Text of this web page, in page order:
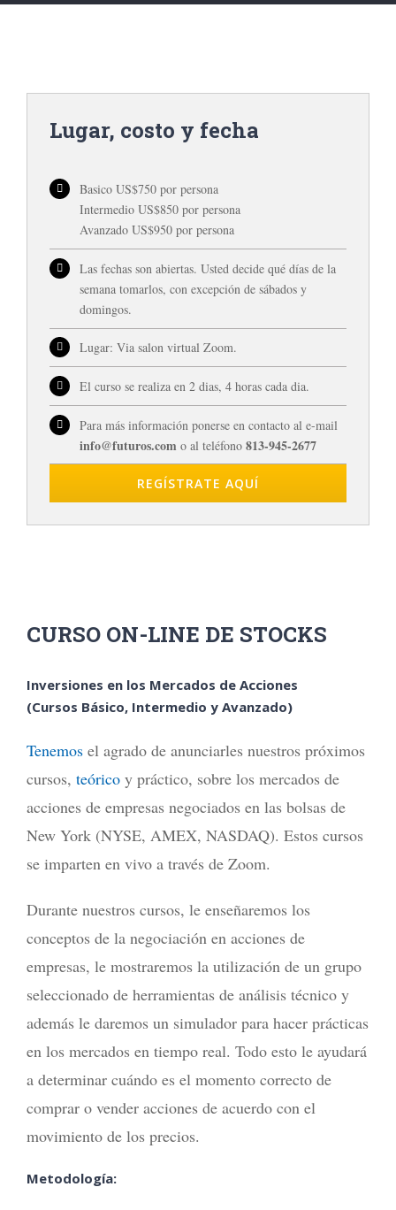
Lugar, costo y fecha
Basico US$750 por persona
Intermedio US$850 por persona
Avanzado US$950 por persona
Las fechas son abiertas. Usted decide qué días de la
semana tomarlos, con excepción de sábados y
domingos.
Lugar: Via salon virtual Zoom.
El curso se realiza en 2 dias, 4 horas cada dia.
Para más información ponerse en contacto al e-mail
info@futuros.com o al teléfono 813-945-2677
REGÍSTRATE AQUÍ
CURSO ON-LINE DE STOCKS
Inversiones en los Mercados de Acciones
(Cursos Básico, Intermedio y Avanzado)
Tenemos el agrado de anunciarles nuestros próximos
cursos, teórico y práctico, sobre los mercados de
acciones de empresas negociados en las bolsas de
New York (NYSE, AMEX, NASDAQ). Estos cursos
se imparten en vivo a través de Zoom.
Durante nuestros cursos, le enseñaremos los
conceptos de la negociación en acciones de
empresas, le mostraremos la utilización de un grupo
seleccionado de herramientas de análisis técnico y
además le daremos un simulador para hacer prácticas
en los mercados en tiempo real. Todo esto le ayudará
a determinar cuándo es el momento correcto de
comprar o vender acciones de acuerdo con el
movimiento de los precios.
Metodología: